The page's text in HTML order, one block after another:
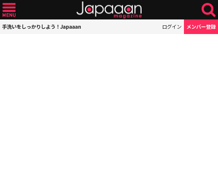
手洗いをしっかりしよう！Japaaan ログイン メンバー登録